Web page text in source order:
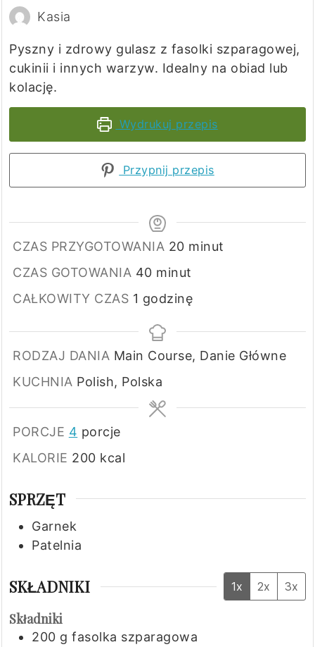
Kasia
Pyszny i zdrowy gulasz z fasolki szparagowej,
cukinii i innych warzyw. Idealny na obiad lub
kolację.
Wydrukuj przepis
Przypnij przepis
CZAS PRZYGOTOWANIA 20minuty
minut
CZAS GOTOWANIA 40minuty
minut
CAŁKOWITY CZAS 1 godzina
godzinę
RODZAJ DANIA Main Course, Danie Główne
KUCHNIA Polish, Polska
PORCJE 4 porcje
KALORIE 200 kcal
SPRZĘT
Garnek
Patelnia
SKŁADNIKI 1x 2x 3x
Składniki
200 g fasolka szparagowa